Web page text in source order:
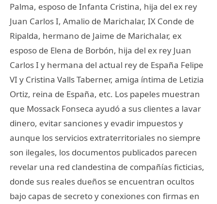
Palma, esposo de Infanta Cristina, hija del ex rey
Juan Carlos I, Amalio de Marichalar, IX Conde de
Ripalda, hermano de Jaime de Marichalar, ex
esposo de Elena de Borbón, hija del ex rey Juan
Carlos I y hermana del actual rey de España Felipe
VI y Cristina Valls Taberner, amiga íntima de Letizia
Ortiz, reina de España, etc. Los papeles muestran
que Mossack Fonseca ayudó a sus clientes a lavar
dinero, evitar sanciones y evadir impuestos y
aunque los servicios extraterritoriales no siempre
son ilegales, los documentos publicados parecen
revelar una red clandestina de compañías ficticias,
donde sus reales dueños se encuentran ocultos
bajo capas de secreto y conexiones con firmas en